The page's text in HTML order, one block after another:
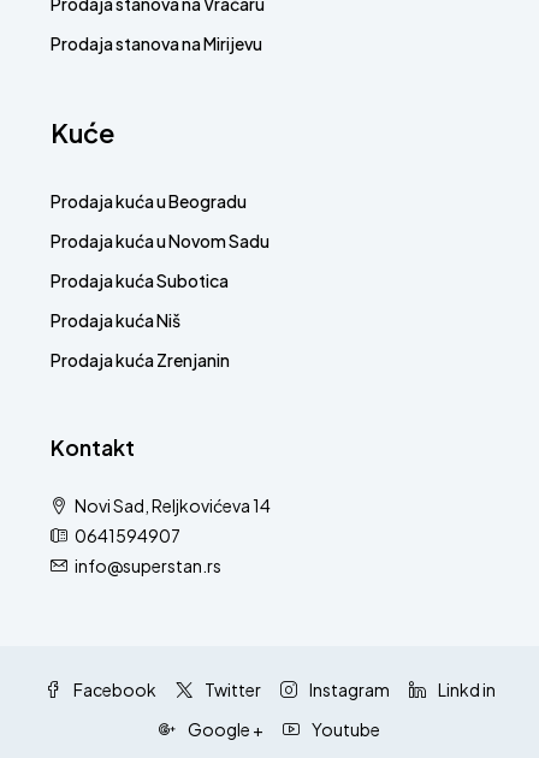
Prodaja stanova na Mirijevu
Kuće
Prodaja kuća u Beogradu
Prodaja kuća u Novom Sadu
Prodaja kuća Subotica
Prodaja kuća Niš
Prodaja kuća Zrenjanin
Kontakt
Novi Sad, Reljkovićeva 14
0641594907
info@superstan.rs
Facebook Twitter Instagram
Linkd in
Google +
Youtube